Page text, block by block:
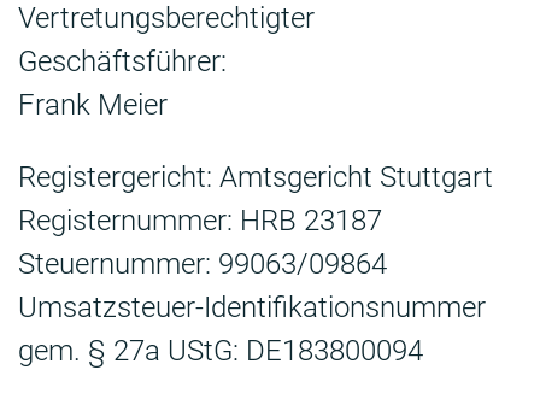
Vertretungsberechtigter
Geschäftsführer:
Frank Meier
Registergericht: Amtsgericht Stuttgart
Registernummer: HRB 23187
Steuernummer: 99063/09864
Umsatzsteuer-Identifikationsnummer
gem. § 27a UStG: DE183800094